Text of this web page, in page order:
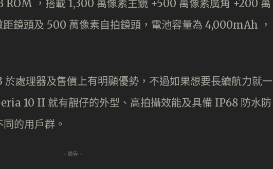
，搭載 1,300 萬像素主鏡 +500 萬像素廣角 +200 萬
鏡頭及 500 萬像素自拍鏡頭，電池容量為 4,000mAh ，
處理器及售價上有明顯優勢，不過如果想要長續航力就一
10 II 就有靚仔的外型、高拍攝效能及具備 IP68 防水防
的用戶群。
- 廣告 -